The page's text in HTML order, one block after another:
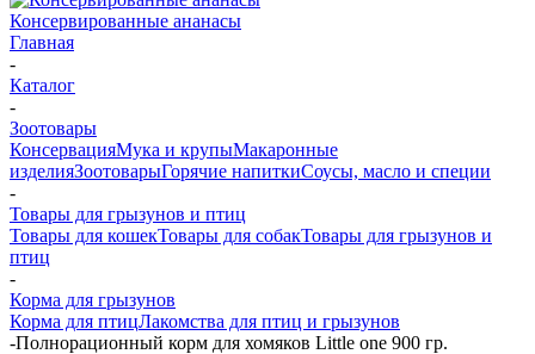
Консервированные ананасы
Главная
-
Каталог
-
Зоотовары
КонсервацияМука и крупыМакаронные
изделияЗоотоварыГорячие напиткиСоусы, масло и специи
-
Товары для грызунов и птиц
Товары для кошекТовары для собакТовары для грызунов и
птиц
-
Корма для грызунов
Корма для птицЛакомства для птиц и грызунов
-Полнорационный корм для хомяков Little one 900 гр.